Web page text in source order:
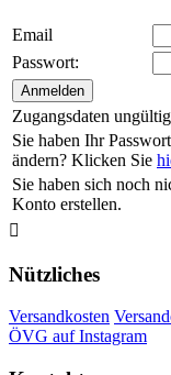
Email
Passwort:
Zugangsdaten ungültig
Sie haben Ihr
ändern? Klicken Sie
Sie haben sich noch
Konto erstellen.

Nützliches
Versandkosten
ÖVG auf Instagram